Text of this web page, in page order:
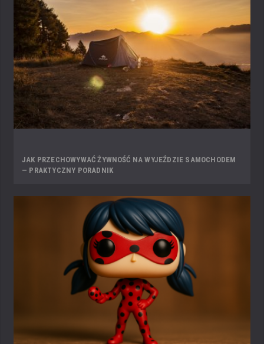
JAK PRZECHOWYWAĆ ŻYWNOŚĆ NA WYJEŹDZIE SAMOCHODEM
— PRAKTYCZNY PORADNIK